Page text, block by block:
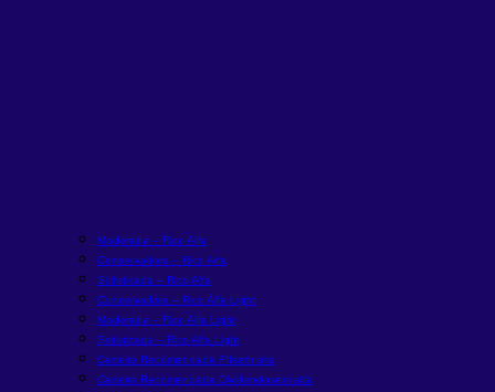
Moderada – Rico Alfa
Conservadora – Rico Alfa
Sofisticada – Rico Alfa
Conservadora – Rico Alfa Light
Moderada – Rico Alfa Light
Sofisticada – Rico Alfa Light
Carteira Recomendada FIIsem alta
Carteira Recomendada Dividendosem alta